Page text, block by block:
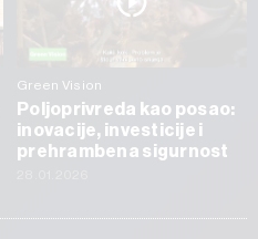
Green Vision
Poljoprivreda kao posao:
inovacije, investicije i
prehrambena sigurnost